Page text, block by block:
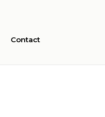
Contact